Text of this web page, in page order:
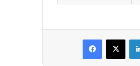
Facebook
X